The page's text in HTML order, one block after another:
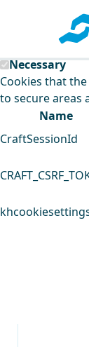
This website
Necessary
Cookies that
to secure areas
Name
CraftSessionId